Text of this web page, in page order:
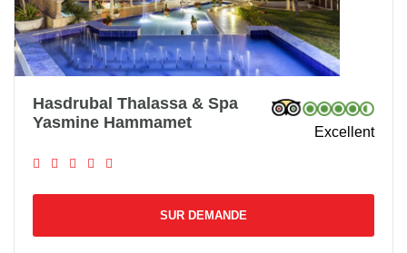
Hasdrubal Thalassa & Spa
Yasmine Hammamet
Excellent
SUR DEMANDE